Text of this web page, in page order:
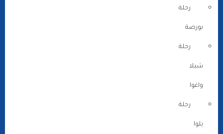
رحلة
بورصة
رحلة
شيلا
واغوا
رحلة
يلوا